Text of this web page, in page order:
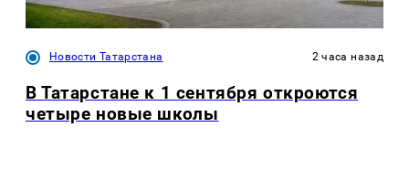
Новости Татарстана 2 часа назад
В Татарстане к 1 сентября откроются
четыре новые школы